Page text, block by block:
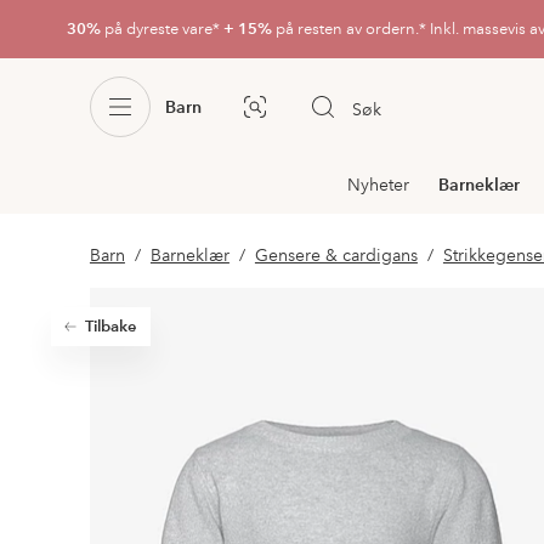
30% på dyreste vare*+ 15% på resten av ordern.* Inkl. massevis
Barn Bildesøk Søk
Avdelingsnavigering
Nyheter Barneklær
Barn Barneklær Gensere & cardigans
Tilbake